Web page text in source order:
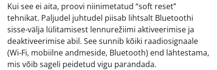
Kui see ei aita, proovi niinimetatud “soft reset”
tehnikat. Paljudel juhtudel piisab lihtsalt Bluetoothi
sisse-välja lülitamisest lennurežiimi aktiveerimise ja
deaktiveerimise abil. See sunnib kõiki raadiosignaale
(Wi-Fi, mobiilne andmeside, Bluetooth) end lähtestama,
mis võib sageli peidetud vigu parandada.